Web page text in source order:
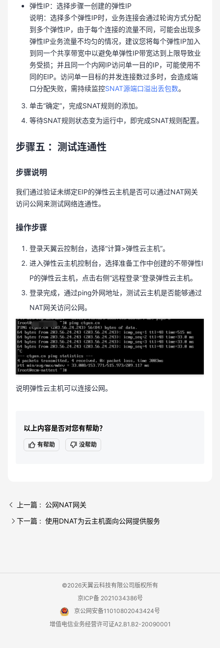
弹性IP：选择步骤一创建的弹性IP
说明：选择多个弹性IP时，业务连接会通过轮询方式分配
到多个弹性IP，由于每个连接的流量不同，可能会出现多
弹性IP业务流量不均匀的情况，建议您将每个弹性IP加入
到同一个共享带宽中以避免单弹性IP带宽达到上限导致业
务受损；并且同一个内网IP访问单一目的IP，可能使用不
同的EIP。访问单一目标的并发连接数过多时，会造成端
口分配失败，需持续监控SNAT源端口溢出丢包数。
单击“确定”，完成SNAT规则的添加。
等待SNAT规则状态变为运行中，即完成SNAT规则配置。
步骤五 ：测试连通性
步骤说明
我们通过验证未绑定EIP的弹性云主机是否可以通过NAT网关
访问公网来测试网络连通性。
操作步骤
登录天翼云控制台，选择“计算>弹性云主机”。
进入弹性云主机控制台，选择准备工作中创建的不带弹性I
P的弹性云主机，点击右侧“远程登录”登录弹性云主机。
登录完成，通过ping外网地址，测试云主机是否能够通过
NAT网关访问公网。
说明弹性云主机可以连接公网。
以上内容是否对您有帮助？
有帮助 没帮助
上一篇 : 公网NAT网关
下一篇 : 使用DNAT为云主机面向公网提供服务
©2026天翼云科技有限公司版权所有
京ICP备 2021034386号
京公网安备11010802043424号
增值电信业务经营许可证A2.B1.B2-20090001